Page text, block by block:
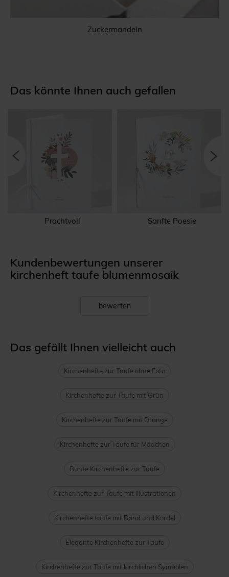
Zuckermandeln
Das könnte Ihnen auch gefallen
Prachtvoll Sanfte Poesie
Kundenbewertungen unserer
kirchenheft taufe blumenmosaik
bewerten
Das gefällt Ihnen vielleicht auch
Kirchenhefte zur Taufe ohne Foto
Kirchenhefte zur Taufe mit Grün
Kirchenhefte zur Taufe mit Orange
Kirchenhefte zur Taufe für Mädchen
Bunte Kirchenhefte zur Taufe
Kirchenhefte zur Taufe mit Illustrationen
Kirchenhefte taufe mit Band und Kordel
Elegante Kirchenhefte zur Taufe
Kirchenhefte zur Taufe mit kirchlichen Symbolen